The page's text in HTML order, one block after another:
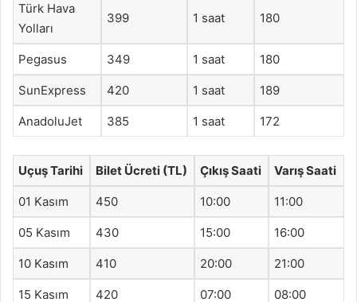
Türk Hava
Yolları
399 1 saat 180
Pegasus 349 1 saat 180
SunExpress 420 1 saat 189
AnadoluJet 385 1 saat 172
Uçuş Tarihi Bilet Ücreti (TL) Çıkış Saati Varış Saati
01 Kasım 450 10:00 11:00
05 Kasım 430 15:00 16:00
10 Kasım 410 20:00 21:00
15 Kasım 420 07:00 08:00